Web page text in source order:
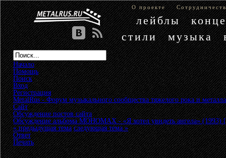
О проекте
лейблы
стили
музыка
Начало
Помощь
Поиск
Вход
Регистрация
MetalRus - Форум музыкального сообщества тяжелого рока и металла
Сайт»
Обсуждение постов сайта»
Обсуждение альбома МОНОМАХ - «Я хотел увидеть ангела» (1993)
« предыдущая тема следующая тема »
Ответ
Печать